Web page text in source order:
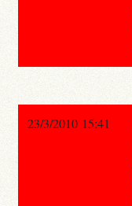
23/3/2010 15:41